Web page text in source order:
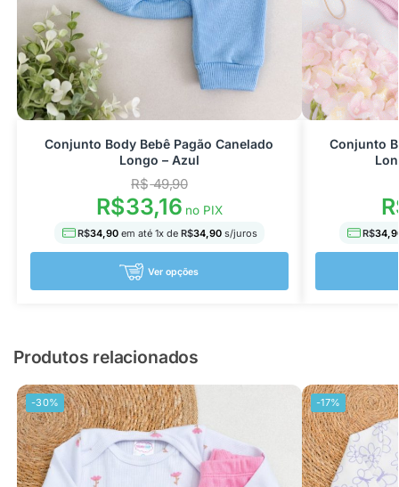
Conjunto Body Bebê Pagão Canelado
Longo – Azul
R$49,90
R$33,16no PIX
R$34,90 em até 1x de R$34,90s/juros
Ver opções
Conjunto
R$
Produtos relacionados
-30% -17%